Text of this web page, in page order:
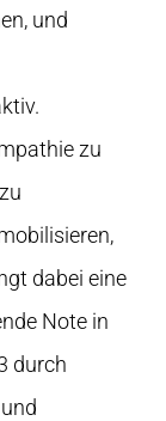
und
zu
dabei eine
Note in
durch